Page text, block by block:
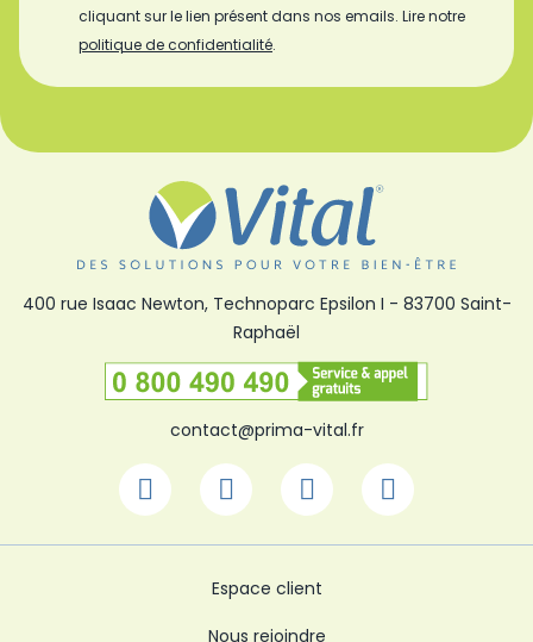
cliquant sur le lien présent dans nos emails. Lire notre
politique de confidentialité.
400 rue Isaac Newton, Technoparc Epsilon I - 83700 Saint-
Raphaël
contact@prima-vital.fr
Facebook
YoutubeLinkedin
Espace client
Nous rejoindre